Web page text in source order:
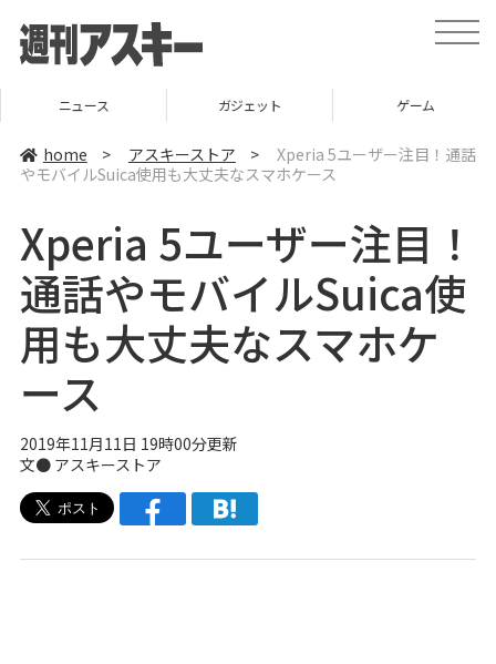
t
o
v
t
i
o
n
ニュース ガジェット ゲーム
home > アスキーストア >
Xperia 5ユーザー注目！通話
やモバイルSuica使用も大丈夫なスマホケース
Xperia 5ユーザー注目！
通話やモバイルSuica使
用も大丈夫なスマホケ
ース
2019年11月11日 19時00分更新
文● アスキーストア